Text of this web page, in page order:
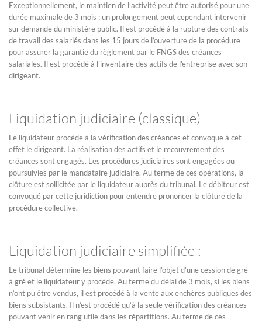
Exceptionnellement, le maintien de l’activité peut être autorisé pour une
durée maximale de 3 mois ; un prolongement peut cependant intervenir
sur demande du ministère public. Il est procédé à la rupture des contrats
de travail des salariés dans les 15 jours de l’ouverture de la procédure
pour assurer la garantie du règlement par le FNGS des créances
salariales. Il est procédé à l’inventaire des actifs de l’entreprise avec son
dirigeant.
Liquidation judiciaire (classique)
Le liquidateur procède à la vérification des créances et convoque à cet
effet le dirigeant. La réalisation des actifs et le recouvrement des
créances sont engagés. Les procédures judiciaires sont engagées ou
poursuivies par le mandataire judiciaire. Au terme de ces opérations, la
clôture est sollicitée par le liquidateur auprès du tribunal. Le débiteur est
convoqué par cette juridiction pour entendre prononcer la clôture de la
procédure collective.
Liquidation judiciaire simplifiée :
Le tribunal détermine les biens pouvant faire l’objet d’une cession de gré
à gré et le liquidateur y procède. Au terme du délai de 3 mois, si les biens
n’ont pu être vendus, il est procédé à la vente aux enchères publiques des
biens subsistants. Il n’est procédé qu’à la seule vérification des créances
pouvant venir en rang utile dans les répartitions. Au terme de ces